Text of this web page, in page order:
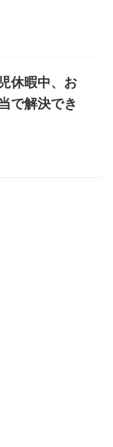
休暇中、お
で解決でき